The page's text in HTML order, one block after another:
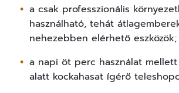
a csak professzionális
használható, tehát
nehezebben elérhető eszközök;
a napi öt perc használat
alatt kockahasat ígérő